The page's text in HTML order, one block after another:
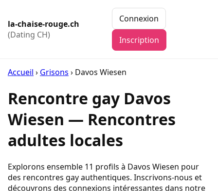
la-chaise-rouge.ch
(Dating CH)
Connexion
Inscription
Accueil › Grisons › Davos Wiesen
Rencontre gay Davos
Wiesen — Rencontres
adultes locales
Explorons ensemble 11 profils à Davos Wiesen pour
des rencontres gay authentiques. Inscrivons-nous et
découvrons des connexions intéressantes dans notre